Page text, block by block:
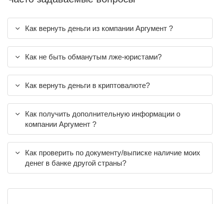
Как вернуть деньги из компании Аргумент ?
Как не быть обманутым лже-юристами?
Как вернуть деньги в криптовалюте?
Как получить дополнительную информации о
компании Аргумент ?
Как проверить по документу/выписке наличие моих
денег в банке другой страны?